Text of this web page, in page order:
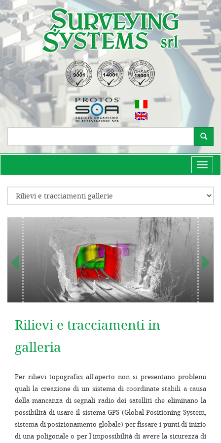
Rilievi e tracciamenti in
galleria
Per rilievi topografici all'aperto non si presentano problemi
quali la creazione di un sistema di coordinate stabili a causa
della mancanza di segnali radio dei satelliti che eliminano la
possibilità di usare il sistema GPS (Global Positioning System,
sistema di posizionamento globale) per fissare i punti di inizio
di una poligonale o per l'impossibilità di avere la sicurezza di